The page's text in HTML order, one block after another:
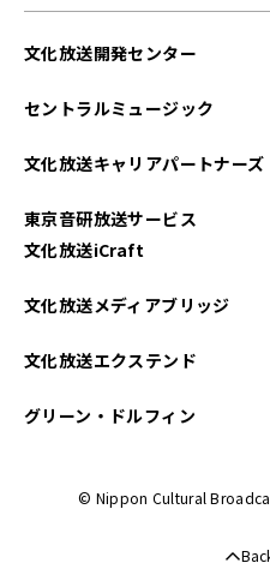
文化放送開発センター
セントラルミュージック
文化放送キャリアパートナーズ
東京音研放送サービス
文化放送iCraft
文化放送メディアブリッジ
文化放送エクステンド
グリーン・ドルフィン
© Nippon Cultural